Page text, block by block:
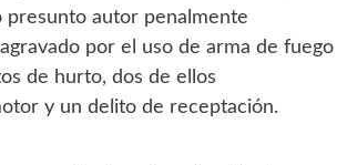
presunto autor penalmente
por el uso de arma de fuego
de hurto, dos de ellos
y un delito de receptación.